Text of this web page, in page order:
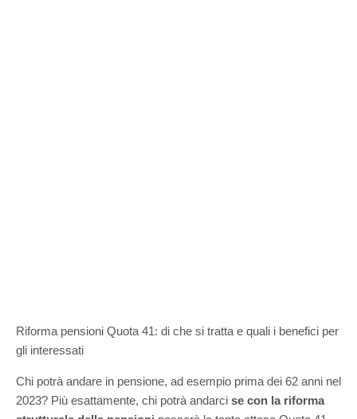
Riforma pensioni Quota 41: di che si tratta e quali i benefici per
gli interessati
Chi potrà andare in pensione, ad esempio prima dei 62 anni nel
2023? Più esattamente, chi potrà andarci se con la riforma